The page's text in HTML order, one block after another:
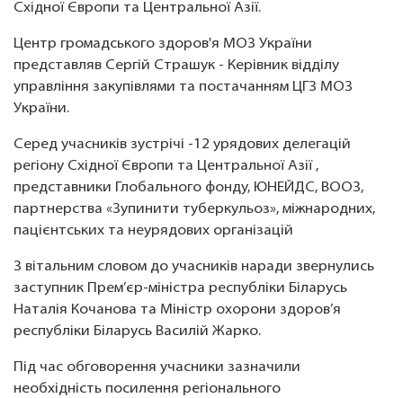
Східної Європи та Центральної Азії.
Центр громадського здоров'я МОЗ України
представляв Сергій Страшук - Керівник відділу
управління закупівлями та постачанням ЦГЗ МОЗ
України.
Серед учасників зустрічі -12 урядових делегацій
регіону Східної Європи та Центральної Азії ,
представники Глобального фонду, ЮНЕЙДС, ВООЗ,
партнерства «Зупинити туберкульоз», міжнародних,
пацієнтських та неурядових організацій
З вітальним словом до учасників наради звернулись
заступник Прем’єр-міністра республіки Біларусь
Наталія Кочанова та Міністр охорони здоров’я
республіки Біларусь Василій Жарко.
Під час обговорення учасники зазначили
необхідність посилення регіонального